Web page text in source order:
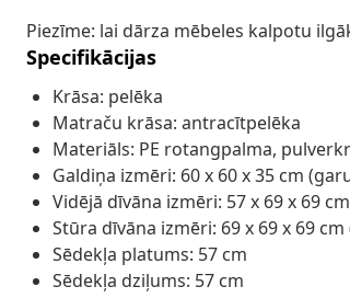
Piezīme: lai dārza mēbeles kalpotu
Specifikācijas
Krāsa: pelēka
Matraču krāsa: antracītpelēka
Materiāls: PE rotangpalma,
Galdiņa izmēri: 60 x 60 x 35 cm
Vidējā dīvāna izmēri: 57 x 69 x 69
Stūra dīvāna izmēri: 69 x 69 x 69
Sēdekļa platums: 57 cm
Sēdekļa dziļums: 57 cm